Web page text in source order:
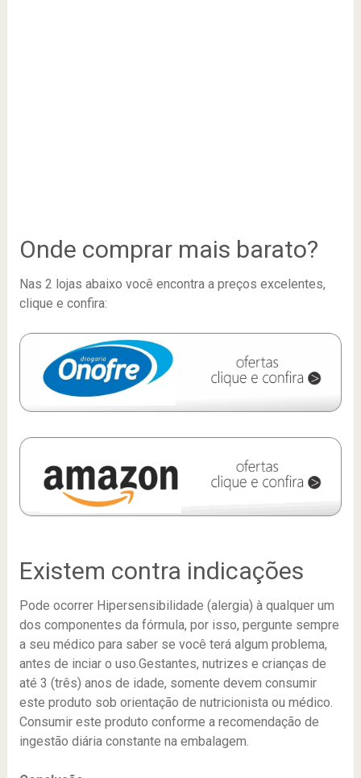
Onde comprar mais barato?
Nas 2 lojas abaixo você encontra a preços excelentes,
clique e confira:
Existem contra indicações
Pode ocorrer Hipersensibilidade (alergia) à qualquer um
dos componentes da fórmula, por isso, pergunte sempre
a seu médico para saber se você terá algum problema,
antes de inciar o uso.Gestantes, nutrizes e crianças de
até 3 (três) anos de idade, somente devem consumir
este produto sob orientação de nutricionista ou médico.
Consumir este produto conforme a recomendação de
ingestão diária constante na embalagem.